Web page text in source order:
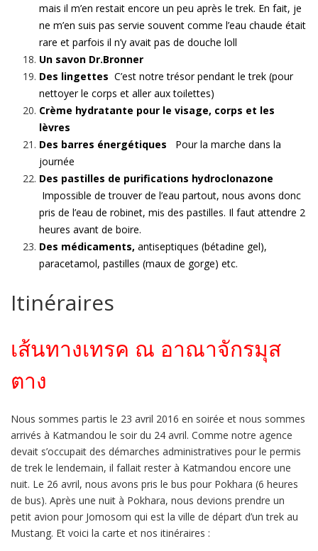
mais il m’en restait encore un peu après le trek. En fait, je
ne m’en suis pas servie souvent comme l’eau chaude était
rare et parfois il n’y avait pas de douche loll
Un savon Dr.Bronner
Des lingettes C’est notre trésor pendant le trek (pour
nettoyer le corps et aller aux toilettes)
Crème hydratante pour le visage, corps et les
lèvres
Des barres énergétiques
Pour la marche dans la
journée
Des pastilles de purifications hydroclonazone
Impossible de trouver de l’eau partout, nous avons donc
pris de l’eau de robinet, mis des pastilles. Il faut attendre 2
heures avant de boire.
Des médicaments, antiseptiques (bétadine gel),
paracetamol, pastilles (maux de gorge) etc.
Itinéraires
เส้นทางเทรค ณ อาณาจักรมุส
ตาง
Nous sommes partis le 23 avril 2016 en soirée et nous sommes
arrivés à Katmandou le soir du 24 avril. Comme notre agence
devait s’occupait des démarches administratives pour le permis
de trek le lendemain, il fallait rester à Katmandou encore une
nuit. Le 26 avril, nous avons pris le bus pour Pokhara (6 heures
de bus). Après une nuit à Pokhara, nous devions prendre un
petit avion pour Jomosom qui est la ville de départ d’un trek au
Mustang. Et voici la carte et nos itinéraires :